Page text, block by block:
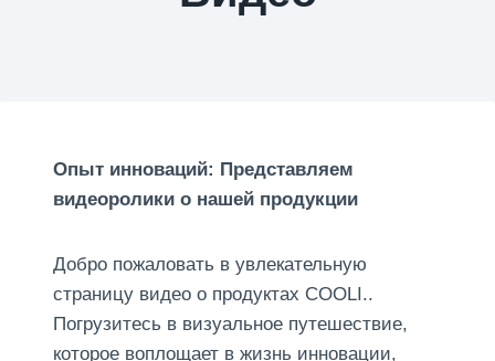
Опыт инноваций: Представляем
видеоролики о нашей продукции
Добро пожаловать в увлекательную
страницу видео о продуктах COOLI..
Погрузитесь в визуальное путешествие,
которое воплощает в жизнь инновации,